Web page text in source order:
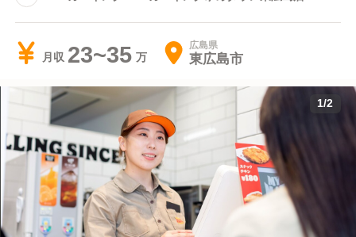
月収 23~35 広島県
東広島市
1/2